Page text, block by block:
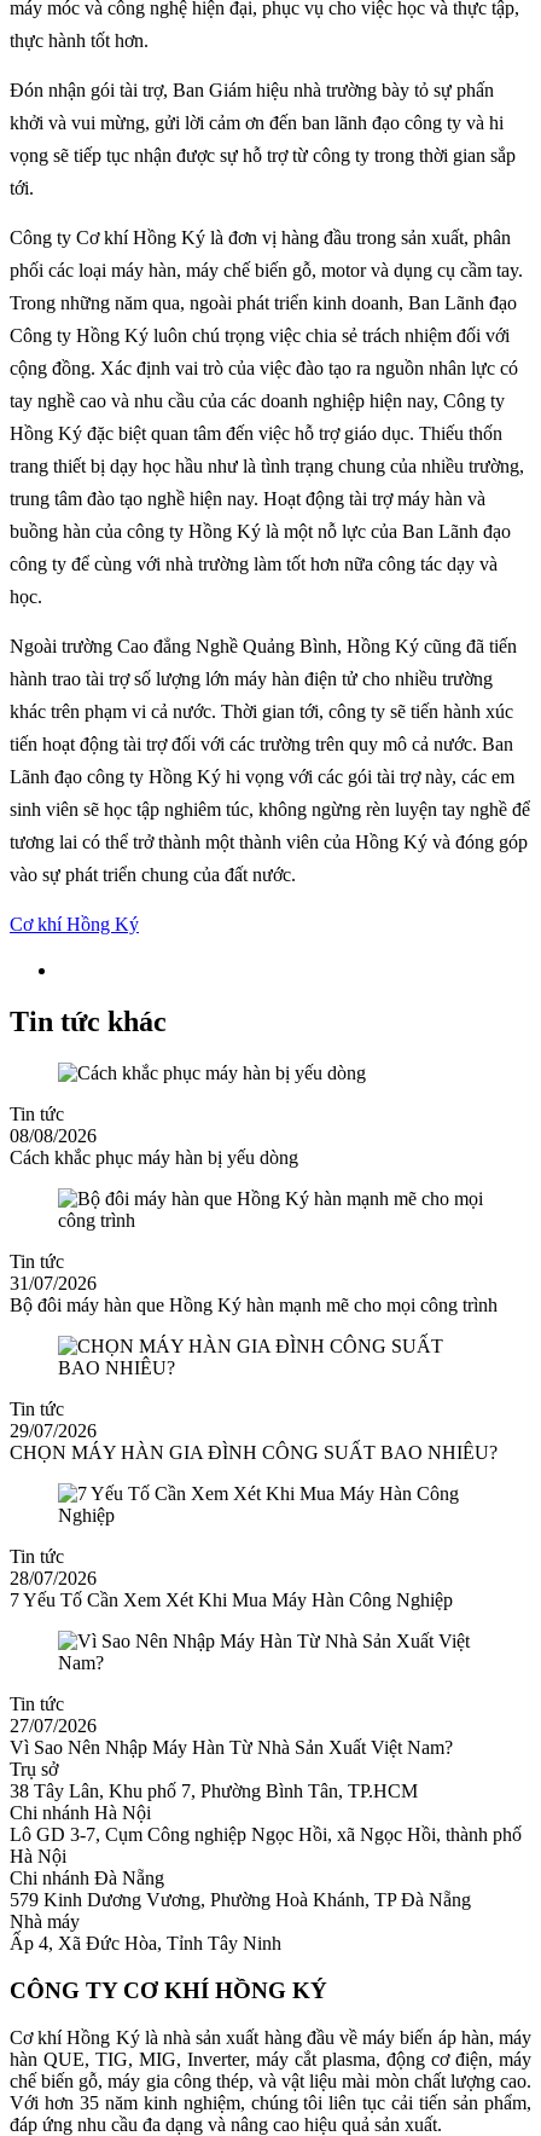
máy móc và công nghệ hiện đại, phục vụ cho việc học và thực tập,
thực hành tốt hơn.
Đón nhận gói tài trợ, Ban Giám hiệu nhà trường bày tỏ sự phấn
khởi và vui mừng, gửi lời cảm ơn đến ban lãnh đạo công ty và hi
vọng sẽ tiếp tục nhận được sự hỗ trợ từ công ty trong thời gian sắp
tới.
Công ty Cơ khí Hồng Ký là đơn vị hàng đầu trong sản xuất, phân
phối các loại máy hàn, máy chế biến gỗ, motor và dụng cụ cầm tay.
Trong những năm qua, ngoài phát triển kinh doanh, Ban Lãnh đạo
Công ty Hồng Ký luôn chú trọng việc chia sẻ trách nhiệm đối với
cộng đồng. Xác định vai trò của việc đào tạo ra nguồn nhân lực có
tay nghề cao và nhu cầu của các doanh nghiệp hiện nay, Công ty
Hồng Ký đặc biệt quan tâm đến việc hỗ trợ giáo dục. Thiếu thốn
trang thiết bị dạy học hầu như là tình trạng chung của nhiều trường,
trung tâm đào tạo nghề hiện nay. Hoạt động tài trợ máy hàn và
buồng hàn của công ty Hồng Ký là một nỗ lực của Ban Lãnh đạo
công ty để cùng với nhà trường làm tốt hơn nữa công tác dạy và
học.
Ngoài trường Cao đẳng Nghề Quảng Bình, Hồng Ký cũng đã tiến
hành trao tài trợ số lượng lớn máy hàn điện tử cho nhiều trường
khác trên phạm vi cả nước. Thời gian tới, công ty sẽ tiến hành xúc
tiến hoạt động tài trợ đối với các trường trên quy mô cả nước. Ban
Lãnh đạo công ty Hồng Ký hi vọng với các gói tài trợ này, các em
sinh viên sẽ học tập nghiêm túc, không ngừng rèn luyện tay nghề để
tương lai có thể trở thành một thành viên của Hồng Ký và đóng góp
vào sự phát triển chung của đất nước.
Cơ khí Hồng Ký
Tin tức khác
Tin tức
08/08/2026
Cách khắc phục máy hàn bị yếu dòng
Tin tức
31/07/2026
Bộ đôi máy hàn que Hồng Ký hàn mạnh mẽ cho mọi công trình
Tin tức
29/07/2026
CHỌN MÁY HÀN GIA ĐÌNH CÔNG SUẤT BAO NHIÊU?
Tin tức
28/07/2026
7 Yếu Tố Cần Xem Xét Khi Mua Máy Hàn Công Nghiệp
Tin tức
27/07/2026
Vì Sao Nên Nhập Máy Hàn Từ Nhà Sản Xuất Việt Nam?
Trụ sở
38 Tây Lân, Khu phố 7, Phường Bình Tân, TP.HCM
Chi nhánh Hà Nội
Lô GD 3-7, Cụm Công nghiệp Ngọc Hồi, xã Ngọc Hồi, thành phố
Hà Nội
Chi nhánh Đà Nẵng
579 Kinh Dương Vương, Phường Hoà Khánh, TP Đà Nẵng
Nhà máy
Ấp 4, Xã Đức Hòa, Tỉnh Tây Ninh
CÔNG TY CƠ KHÍ HỒNG KÝ
Cơ khí Hồng Ký là nhà sản xuất hàng đầu về máy biến áp hàn, máy
hàn QUE, TIG, MIG, Inverter, máy cắt plasma, động cơ điện, máy
chế biến gỗ, máy gia công thép, và vật liệu mài mòn chất lượng cao.
Với hơn 35 năm kinh nghiệm, chúng tôi liên tục cải tiến sản phẩm,
đáp ứng nhu cầu đa dạng và nâng cao hiệu quả sản xuất.